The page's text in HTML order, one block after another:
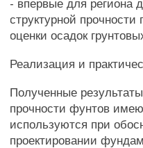
- впервые для региона
структурной
оценки осадок
Реализация и
Полученные
прочности фунтов
используются при
проектировании